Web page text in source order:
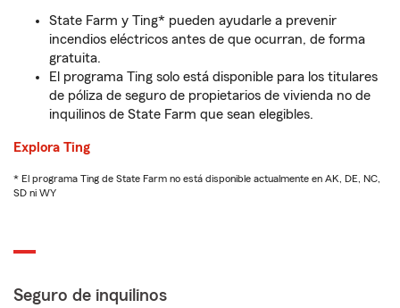
State Farm y Ting* pueden ayudarle a prevenir
incendios eléctricos antes de que ocurran, de forma
gratuita.
El programa Ting solo está disponible para los titulares
de póliza de seguro de propietarios de vivienda no de
inquilinos de State Farm que sean elegibles.
Explora Ting
* El programa Ting de State Farm no está disponible actualmente en AK, DE, NC,
SD ni WY
Seguro de inquilinos